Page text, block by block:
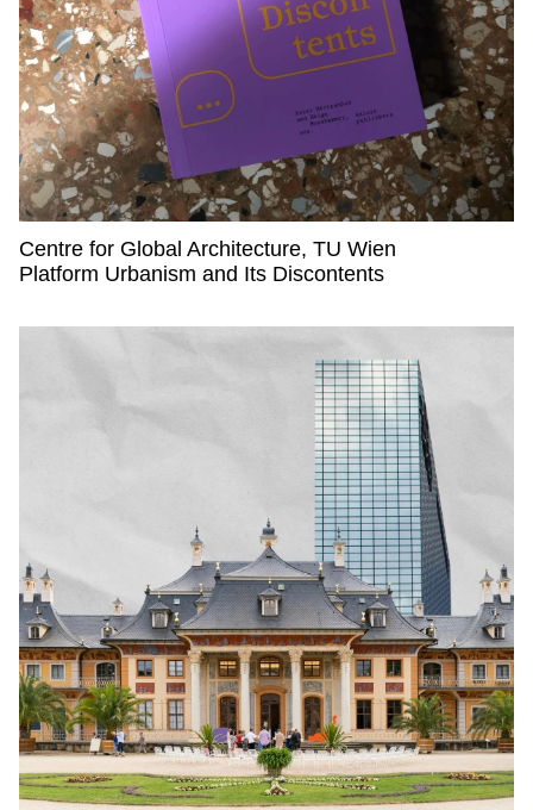
Centre for Global Architecture, TU Wien
Centre for Global Architecture, TU Wien,
Platform Urbanism and Its Discontents